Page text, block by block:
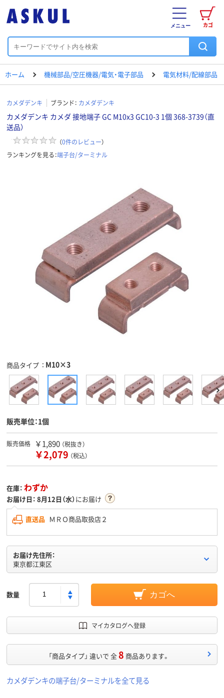
カゴ
メニュー
ホーム 機械部品/空圧機器/電気・電子部品 電気材料/配線部品
カメダデンキ ブランド： カメダデンキ
カメダデンキ カメダ 接地端子 GC M10x3 GC10-3 1個 368-3739（直
送品）
（0件のレビュー）
ランキングを見る：端子台/ターミナル
商品タイプ M10×3
販売単位：1個
販売価格 ￥1,890 （税抜き）
￥2,079 （税込）
在庫： わずか
お届け日： 8月12日（水）にお届け
直送品 ＭＲＯ商品取扱店２
お届け先住所：
東京都江東区
数量 カゴへ
マイカタログへ登録
「商品タイプ」 違いで 全8 商品あります。
カメダデンキの端子台/ターミナルを全て見る